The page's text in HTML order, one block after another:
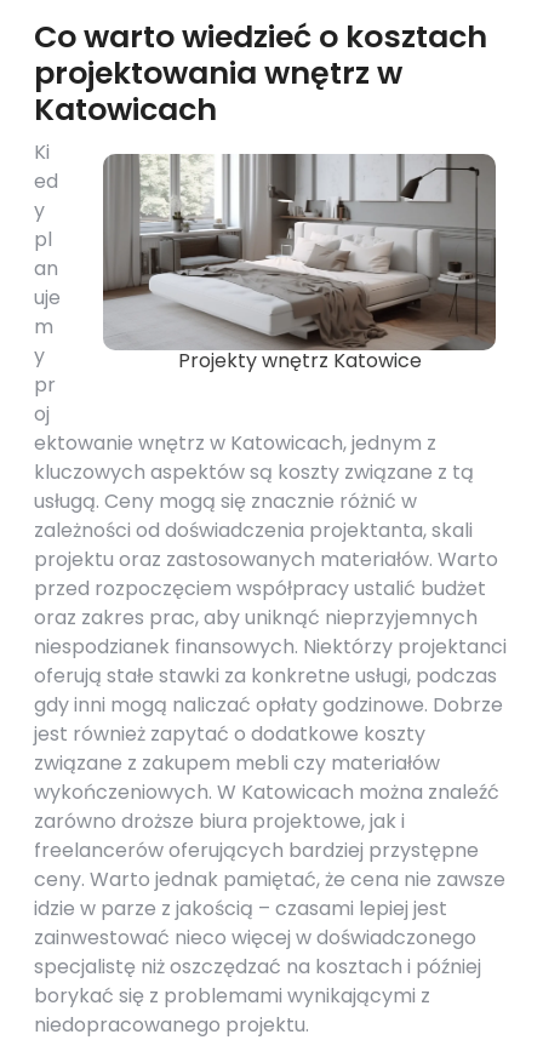
Co warto wiedzieć o kosztach
projektowania wnętrz w
Katowicach
Projekty wnętrz Katowice
Ki
ed
y
pl
an
uje
m
y
pr
oj
ektowanie wnętrz w Katowicach, jednym z
kluczowych aspektów są koszty związane z tą
usługą. Ceny mogą się znacznie różnić w
zależności od doświadczenia projektanta, skali
projektu oraz zastosowanych materiałów. Warto
przed rozpoczęciem współpracy ustalić budżet
oraz zakres prac, aby uniknąć nieprzyjemnych
niespodzianek finansowych. Niektórzy projektanci
oferują stałe stawki za konkretne usługi, podczas
gdy inni mogą naliczać opłaty godzinowe. Dobrze
jest również zapytać o dodatkowe koszty
związane z zakupem mebli czy materiałów
wykończeniowych. W Katowicach można znaleźć
zarówno droższe biura projektowe, jak i
freelancerów oferujących bardziej przystępne
ceny. Warto jednak pamiętać, że cena nie zawsze
idzie w parze z jakością – czasami lepiej jest
zainwestować nieco więcej w doświadczonego
specjalistę niż oszczędzać na kosztach i później
borykać się z problemami wynikającymi z
niedopracowanego projektu.